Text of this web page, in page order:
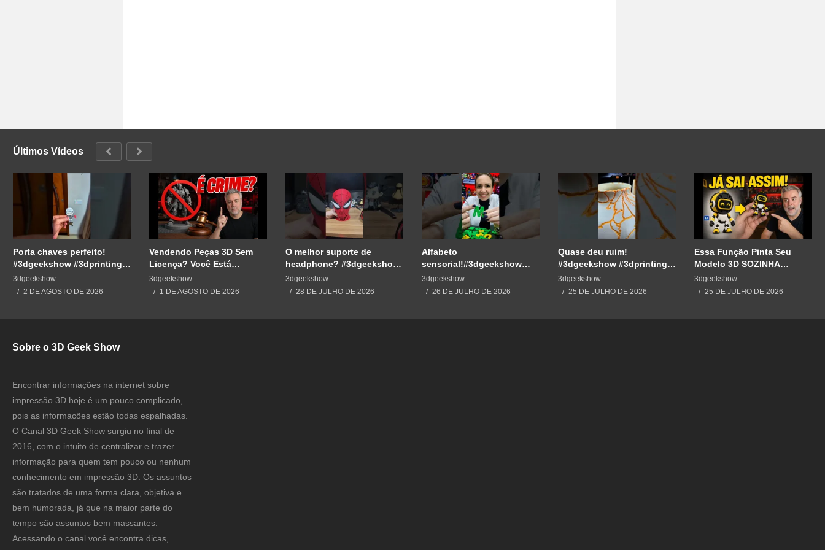
Últimos Vídeos
Porta chaves perfeito!
#3dgeekshow #3dprinting
#3dprint #impressão3d
#impresion3d
3dgeekshow
2 DE AGOSTO DE 2026
Vendendo Peças 3D Sem
Licença? Você Está
Cometendo um Erro GRAVE
3dgeekshow
1 DE AGOSTO DE 2026
O melhor suporte de
headphone? #3dgeekshow
#impressão3d #3dprinting
#3dprint #spiderman
3dgeekshow
28 DE JULHO DE 2026
Alfabeto
sensorial!#3dgeekshow
#3dprinting #3dprint
#impressão3d #educação
3dgeekshow
26 DE JULHO DE 2026
Quase deu ruim!
#3dgeekshow #3dprinting
#3dprint #impressão3d
#decoration #maker
3dgeekshow
25 DE JULHO DE 2026
Essa Função Pinta Seu
Modelo 3D SOZINHA
(Adeus Fatiador)
3dgeekshow
25 DE JULHO DE 2026
Sobre o 3D Geek Show
Encontrar informações na internet sobre
impressão 3D hoje é um pouco complicado,
pois as informacões estão todas espalhadas.
O Canal 3D Geek Show surgiu no final de
2016, com o intuito de centralizar e trazer
informação para quem tem pouco ou nenhum
conhecimento em impressão 3D. Os assuntos
são tratados de uma forma clara, objetiva e
bem humorada, já que na maior parte do
tempo são assuntos bem massantes.
Acessando o canal você encontra dicas,